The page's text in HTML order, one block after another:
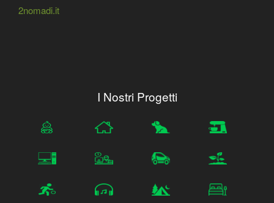
2nomadi.it
I Nostri Progetti